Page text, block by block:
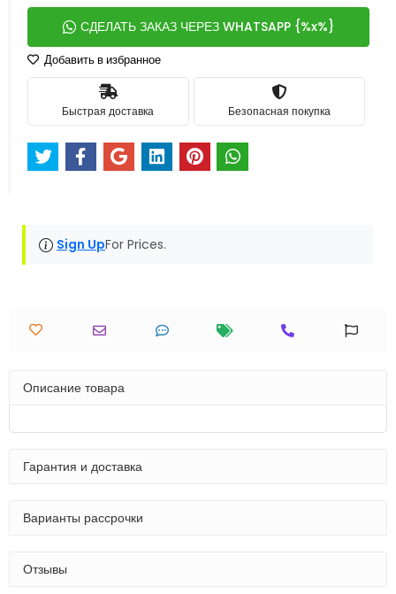
СДЕЛАТЬ ЗАКАЗ ЧЕРЕЗ WHATSAPP {%x%}
Добавить в избранное
Быстрая доставка Безопасная покупка
Sign UpFor Prices.
Описание товара
Гарантия и доставка
Варианты рассрочки
Отзывы